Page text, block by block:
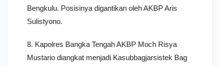
Bengkulu. Posisinya digantikan oleh AKBP Aris
Sulistyono.
8. Kapolres Bangka Tengah AKBP Moch Risya
Mustario diangkat menjadi Kasubbagjarsistek Bag